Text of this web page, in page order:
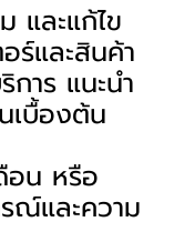
และแก้ไข
และสินค้า
าร แนะนำ
เบื้องต้น
อน หรือ
ณ์และความ